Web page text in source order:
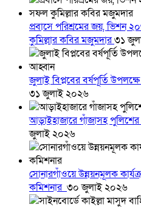
প্রবাসে পরিশ্রমের জয়, ভিশন
কুমিল্লার কবির মজুমদার৩১
জুলাই বিপ্লবের বর্ষপূর্তি
৩১ জুলাই ২০২৬
আড়াইহাজারে গাঁজাসহ
জুলাই ২০২৬
সোনারগাঁওয়ে উন্নয়নমূলক
কমিশনার ৩০ জুলাই ২০২৬